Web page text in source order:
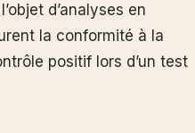
d’analyses en
la conformité à la
positif lors d’un test